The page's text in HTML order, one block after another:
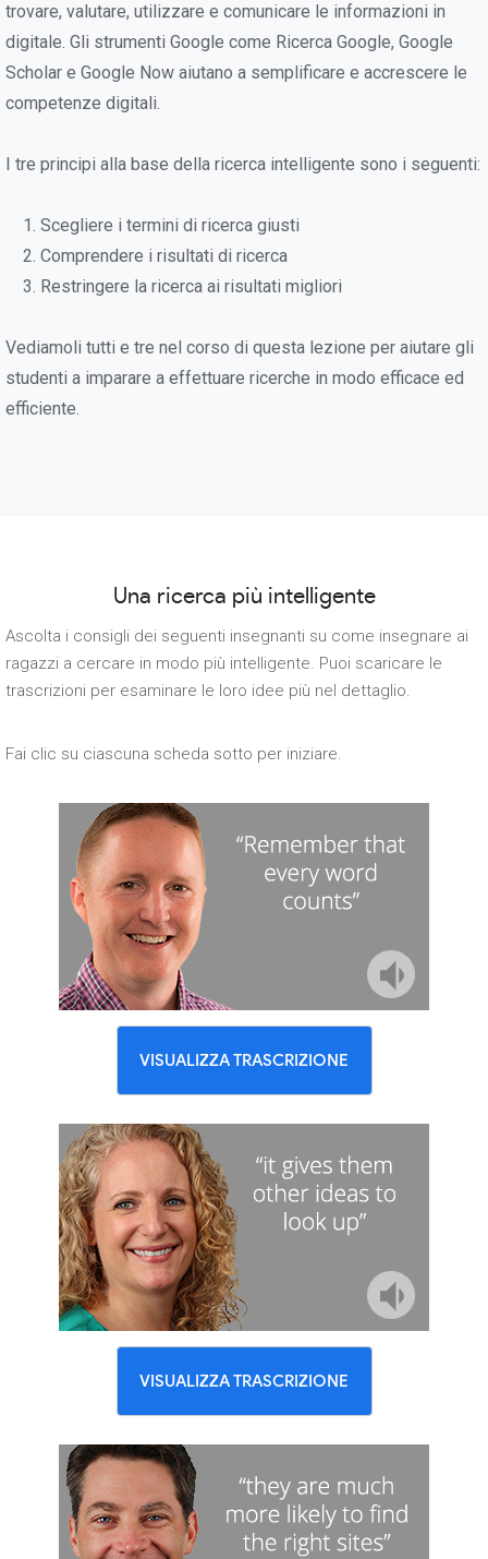
trovare, valutare, utilizzare e comunicare le informazioni in
digitale. Gli strumenti Google come Ricerca Google, Google
Scholar e Google Now aiutano a semplificare e accrescere le
competenze digitali.
I tre principi alla base della ricerca intelligente sono i seguenti:
Scegliere i termini di ricerca giusti
Comprendere i risultati di ricerca
Restringere la ricerca ai risultati migliori
Vediamoli tutti e tre nel corso di questa lezione per aiutare gli
studenti a imparare a effettuare ricerche in modo efficace ed
efficiente.
Una ricerca più intelligente
Ascolta i consigli dei seguenti insegnanti su come insegnare ai
ragazzi a cercare in modo più intelligente. Puoi scaricare le
trascrizioni per esaminare le loro idee più nel dettaglio.
Fai clic su ciascuna scheda sotto per iniziare.
VISUALIZZA TRASCRIZIONE
VISUALIZZA TRASCRIZIONE